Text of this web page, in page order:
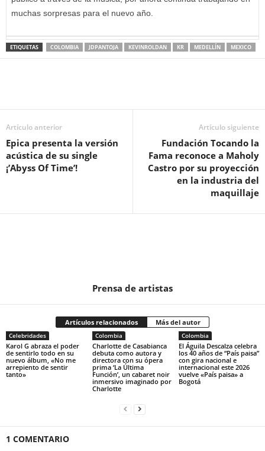
muchas sorpresas para el nuevo año.
ETIQUETAS COLOMBIA JDPANTOJA KEVINROLDAN KR MEDELLÍN MEXICO
Artículo anterior
Epica presenta la versión
acústica de su single
¡’Abyss Of Time’!
Artículo siguiente
Fundación Tocando la
Fama reconoce a Maholy
Castro por su proyección
en la industria del
maquillaje
Prensa de artistas
Artículos relacionados Más del autor
Celebridades
Karol G abraza el poder
de sentirlo todo en su
nuevo álbum, «No me
arrepiento de sentir
tanto»
Colombia
Charlotte de Casabianca
debuta como autora y
directora con su ópera
prima ‘La Última
Función’, un cabaret noir
inmersivo imaginado por
Charlotte
Colombia
El Águila Descalza celebra
los 40 años de “País paisa”
con gira nacional e
internacional este 2026
vuelve «País paisa» a
Bogotá
1 COMENTARIO